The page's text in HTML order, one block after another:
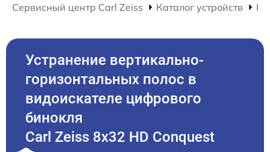
Сервисный центр Carl Zeiss Каталог устройств
Устранение вертикально-
горизонтальных полос в
видоискателе цифрового
бинокля
Carl Zeiss 8x32 HD Conquest